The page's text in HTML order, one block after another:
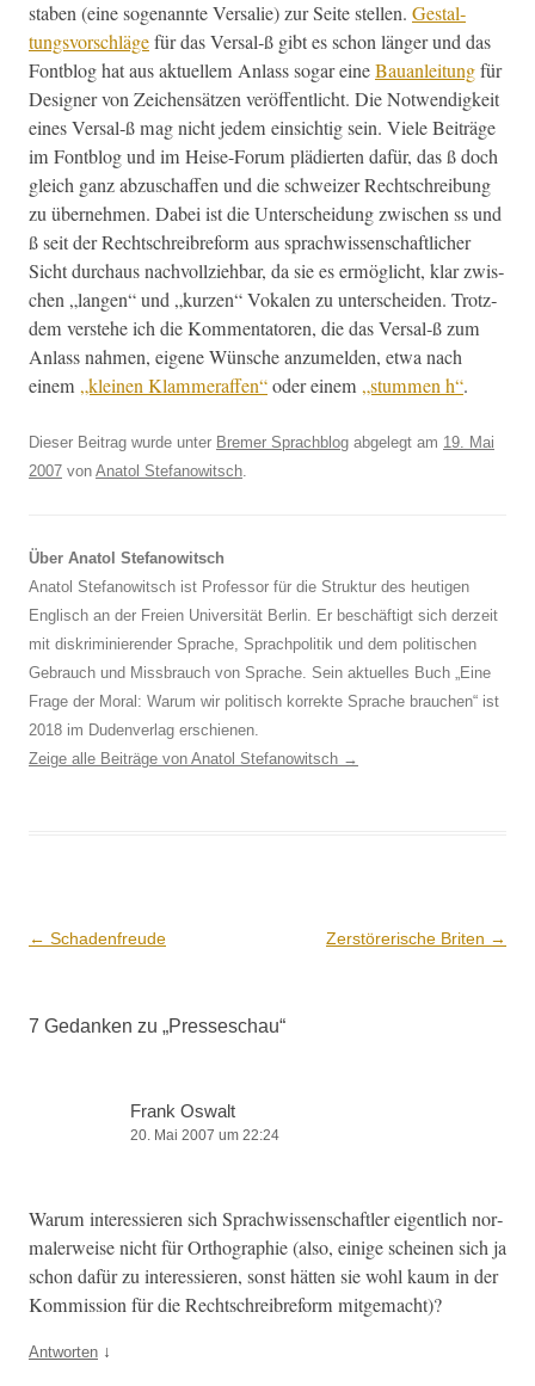
staben (eine soge­nan­nte Ver­salie) zur Seite stellen. Gestal­
tungsvorschlägefür das Versal‑ß gibt es schon länger und das
Font­blog hat aus aktuellem Anlass sog­ar eineBauan­leitungfür
Design­er von Zeichen­sätzen veröf­fentlicht. Die Notwendigkeit
eines Versal‑ß mag nicht jedem ein­sichtig sein. Viele Beiträge
im Font­blog und im Heise-Forum plädierten dafür, das ß doch
gle­ich ganz abzuschaf­fen und die schweiz­er Rechtschrei­bung
zu übernehmen. Dabei ist die Unter­schei­dung zwis­chen ss und
ß seit der Rechtschreibre­form aus sprach­wis­senschaftlich­er
Sicht dur­chaus nachvol­lziehbar, da sie es ermöglicht, klar zwis­
chen „lan­gen“ und „kurzen“ Vokalen zu unter­schei­den. Trotz­
dem ver­ste­he ich die Kom­men­ta­toren, die das Versal‑ß zum
Anlass nah­men, eigene Wün­sche anzumelden, etwa nach
einem „kleinen Klam­mer­af­fen“oder einem „stum­men h“.
Dieser Beitrag wurde unter Bremer Sprachblog abgelegt am 19. Mai
2007 von Anatol Stefanowitsch
Über Anatol Stefanowitsch
Anatol Stefanowitsch ist Professor für die Struktur des heutigen
Englisch an der Freien Universität Berlin. Er beschäftigt sich derzeit
mit diskriminierender Sprache, Sprachpolitik und dem politischen
Gebrauch und Missbrauch von Sprache. Sein aktuelles Buch „Eine
Frage der Moral: Warum wir politisch korrekte Sprache brauchen“ ist
2018 im Dudenverlag erschienen.
Zeige alle Beiträge von Anatol Stefanowitsch →
Beitrags-
← Schadenfreude Zerstörerische Briten →
7 Gedanken zu „Presseschau“
Frank Oswalt
20. Mai 2007 um 22:24
Warum inter­essieren sich Sprach­wis­senschaftler eigentlich nor­
maler­weise nicht für Orthogra­phie (also, einige scheinen sich ja
schon dafür zu inter­essieren, son­st hät­ten sie wohl kaum in der
Kom­mis­sion für die Rechtschreibre­form mitgemacht)?
Antworten ↓